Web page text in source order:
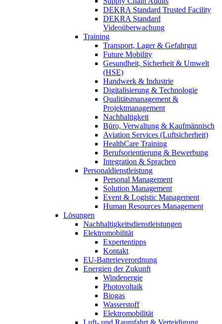
DEKRA Standard Trusted Facility
DEKRA Standard
Videoüberwachung
Training
Transport, Lager & Gefahrgut
Future Mobility
Gesundheit, Sicherheit & Umwelt
(HSE)
Handwerk & Industrie
Digitalisierung & Technologie
Qualitätsmanagement &
Projektmanagement
Nachhaltigkeit
Büro, Verwaltung & Kaufmännisch
Aviation Services (Luftsicherheit)
HealthCare Training
Berufsorientierung & Bewerbung
Integration & Sprachen
Personaldienstleistung
Personal Management
Solution Management
Event & Logistic Management
Human Resources Management
Lösungen
Nachhaltigkeitsdienstleistungen
Elektromobilität
Expertentipps
Kontakt
EU-Batterieverordnung
Energien der Zukunft
Windenergie
Photovoltaik
Biogas
Wasserstoff
Elektromobilität
Luft- und Raumfahrt & Verteidigung